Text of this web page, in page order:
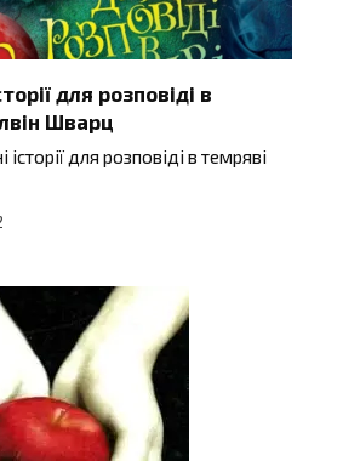
для розповіді в
Шварц
історії для розповіді в темряві